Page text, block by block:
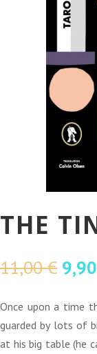
THE
11,00€ O
era:
9,90
Once upon a time
guarded by lots of
at his big table (he